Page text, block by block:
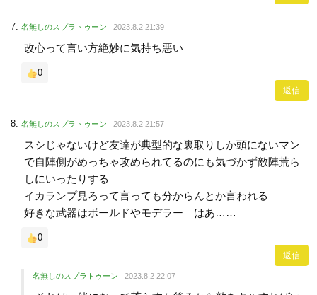
名無しのスプラトゥーン 2023.8.2 21:39
改心って言い方絶妙に気持ち悪い
0
返信
名無しのスプラトゥーン 2023.8.2 21:57
スシじゃないけど友達が典型的な裏取りしか頭にないマン
で自陣側がめっちゃ攻められてるのにも気づかず敵陣荒ら
しにいったりする
イカランプ見ろって言っても分からんとか言われる
好きな武器はボールドやモデラー はあ……
0
返信
名無しのスプラトゥーン 2023.8.2 22:07